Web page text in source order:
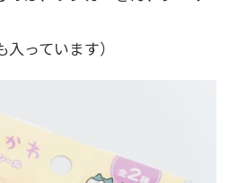
入っています）